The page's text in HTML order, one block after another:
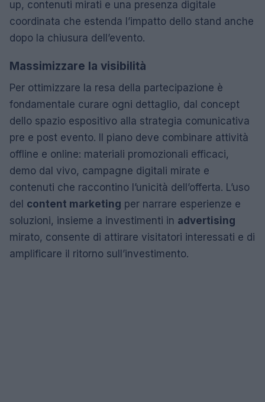
up, contenuti mirati e una presenza digitale
coordinata che estenda l’impatto dello stand anche
dopo la chiusura dell’evento.
Massimizzare la visibilità
Per ottimizzare la resa della partecipazione è
fondamentale curare ogni dettaglio, dal concept
dello spazio espositivo alla strategia comunicativa
pre e post evento. Il piano deve combinare attività
offline e online: materiali promozionali efficaci,
demo dal vivo, campagne digitali mirate e
contenuti che raccontino l’unicità dell’offerta. L’uso
del content marketing per narrare esperienze e
soluzioni, insieme a investimenti in advertising
mirato, consente di attirare visitatori interessati e di
amplificare il ritorno sull’investimento.